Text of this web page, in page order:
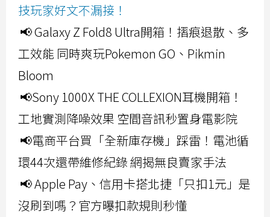
技玩家好文不漏接！
📢 Galaxy Z Fold8 Ultra開箱！摺痕退散、多
工效能 同時爽玩Pokemon GO、Pikmin
Bloom
📢Sony 1000X THE COLLEXION耳機開箱！
工地實測降噪效果 空間音訊秒置身電影院
📢電商平台買「全新庫存機」踩雷！電池循
環44次還帶維修紀錄 網揭無良賣家手法
📢 Apple Pay、信用卡搭北捷「只扣1元」是
沒刷到嗎？官方曝扣款規則秒懂